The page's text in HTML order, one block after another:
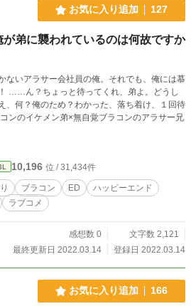
お気に入り追加 127
弟に襲われているのは何故ですか
ないアラサー会社員の俺。それでも、俺には慕
……ん？ちょっと待ってくれ、弟よ。どうし
、何？俺のため？わかった、落ち着け、１回待
拗らせブラコンのイケメン弟×無自覚ブラコンのアラサー兄
10,196 位 / 31,434件
ブラコン ED
ハッピーエンド
ラブコメ
感想数 0
文字数 2,121
最終更新日 2022.03.14
登録日 2022.03.14
お気に入り追加 166